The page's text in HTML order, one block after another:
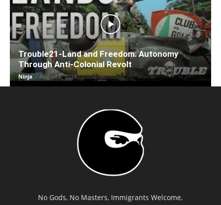
Trouble21-Land and Freedom: Autonomy
Through Anti-Colonial Revolt
Ninja - August 8, 2019
No Gods, No Masters, Immigrants Welcome,